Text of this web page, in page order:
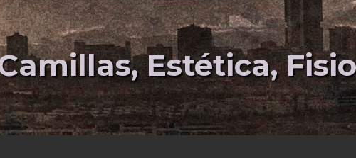
Estética,